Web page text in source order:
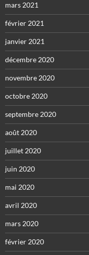
mars 2021
février 2021
janvier 2021
décembre 2020
novembre 2020
octobre 2020
septembre 2020
août 2020
juillet 2020
juin 2020
mai 2020
avril 2020
mars 2020
février 2020